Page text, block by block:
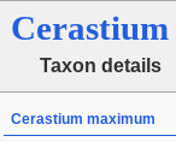
Cerastium
Taxon details
Cerastium maximum